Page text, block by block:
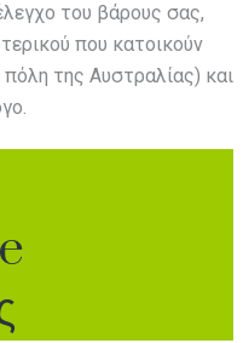
του βάρους σας,
που κατοικούν
της Αυστραλίας) και